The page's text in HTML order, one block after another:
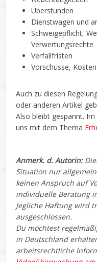
Überstunden
Dienstwagen und
Schweigepflicht,
Verwertungsrechte
Verfallfristen
Vorschüsse,
Auch zu diesen
oder anderen Artikel
Also bleibt gespannt.
uns mit dem Thema
Anmerk. d. Autorin:
Situation nur
keinen Anspruch auf
individuelle Beratung
Jegliche Haftung wird
ausgeschlossen.
Du möchtest
in Deutschland
arbeitsrechtliche